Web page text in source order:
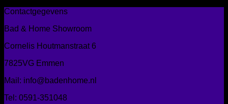
€ 13,00
€ 36,85
Contactgegevens
Bad & Home Showroom
Cornelis Houtmanstraat 6
7825VG Emmen
Mail: info@badenhome.nl
Tel: 0591-351048